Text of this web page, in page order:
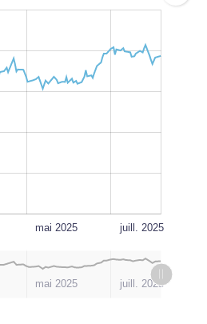
mai 2025 juill. 2025
mai 2025 juill. 2025